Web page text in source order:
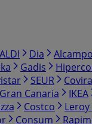
ALDI Dia Alcampo
Gadis
SEUR
Canaria IKEA
Costco
Consum